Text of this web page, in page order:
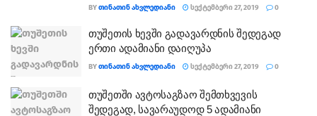
BYᲗᲘᲜᲐᲗᲘᲜ ᲐᲮᲕᲚᲔᲓᲘᲐᲜᲘ ᲡᲔᲥᲢᲔᲛᲑᲔᲠᲘ 27, 2019 0
თუშეთის ხევში გადავარდნის შედეგად
ერთი ადამიანი დაიღუპა
BYᲗᲘᲜᲐᲗᲘᲜ ᲐᲮᲕᲚᲔᲓᲘᲐᲜᲘ ᲡᲔᲥᲢᲔᲛᲑᲔᲠᲘ 27, 2019 0
თუშეთში ავტოსაგზაო შემთხვევის
შედეგად, სავარაუდოდ 5 ადამიანი